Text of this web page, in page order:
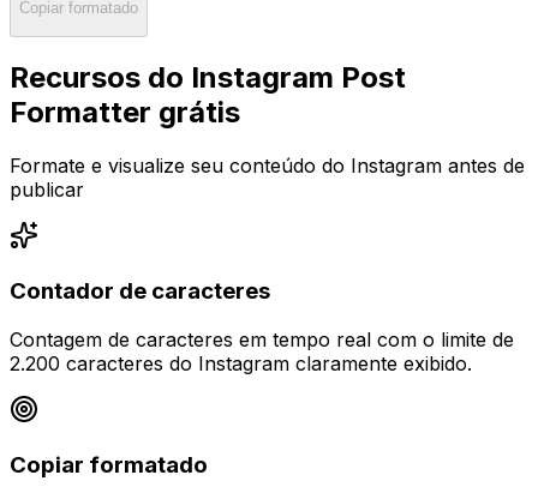
Copiar formatado
Recursos do Instagram Post
Formatter grátis
Formate e visualize seu conteúdo do Instagram antes de
publicar
Contador de caracteres
Contagem de caracteres em tempo real com o limite de
2.200 caracteres do Instagram claramente exibido.
Copiar formatado